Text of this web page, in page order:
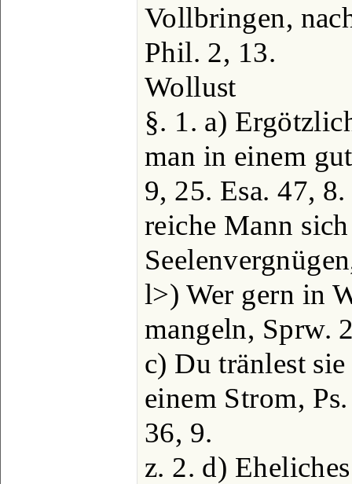
Vollbringen,
Phil. 2, 13.
Wollust
§. 1. a)
man in einem
9, 25. Esa. 47,
reiche Mann
l>) Wer gern in
mangeln, Sprw.
c) Du tränlest
einem Strom, Ps.
36, 9.
z. 2. d)